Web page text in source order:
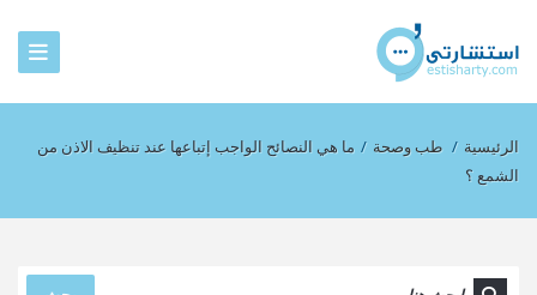
الرئيسية / طب وصحة / ما هي النصائح الواجب إتباعها عند تنظيف الاذن من
الشمع ؟